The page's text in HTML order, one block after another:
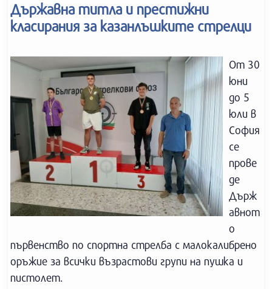
Държавна титла и престижни
класирания за казанлъшките стрелци
От 30
юни
до 5
юли в
София
се
прове
де
Държ
авнот
о
първенство по спортна стрелба с малокалибрено
оръжие за всички възрастови групи на пушка и
пистолет.